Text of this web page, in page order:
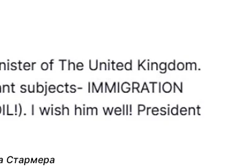
Стармера